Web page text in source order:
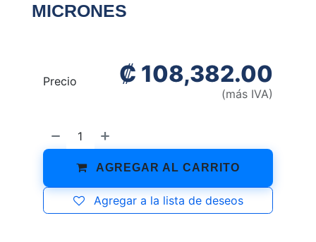
MICRONES
AGREGAR AL CARRITO
Agregar a la lista de deseos
Precio ₡ 108,382.00
(más IVA)